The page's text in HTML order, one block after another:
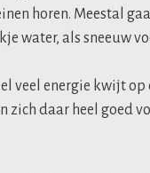
horen. Meestal
water, als sneeuw
veel energie kwijt
zich daar heel goed